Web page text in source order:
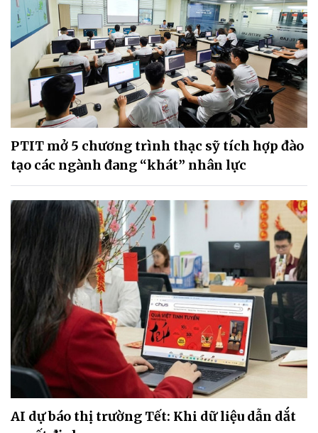
PTIT mở 5 chương trình thạc sỹ tích hợp đào
tạo các ngành đang “khát” nhân lực
AI dự báo thị trường Tết: Khi dữ liệu dẫn dắt